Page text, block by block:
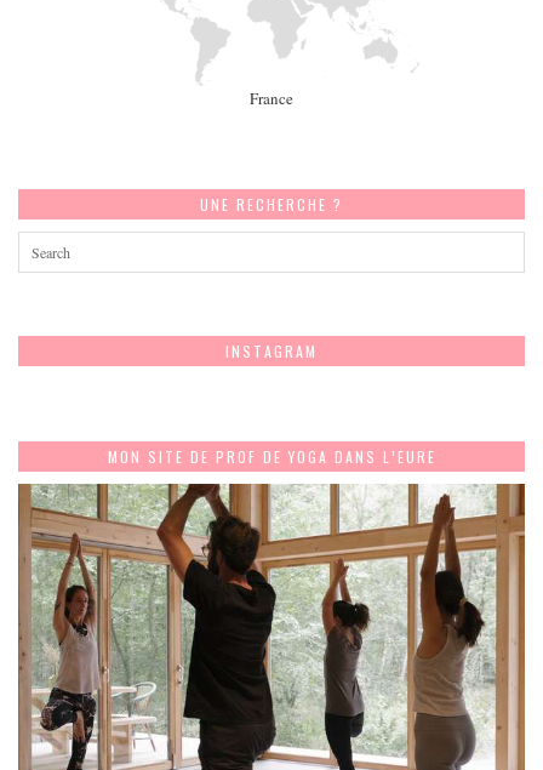
France
UNE RECHERCHE ?
INSTAGRAM
MON SITE DE PROF DE YOGA DANS L’EURE